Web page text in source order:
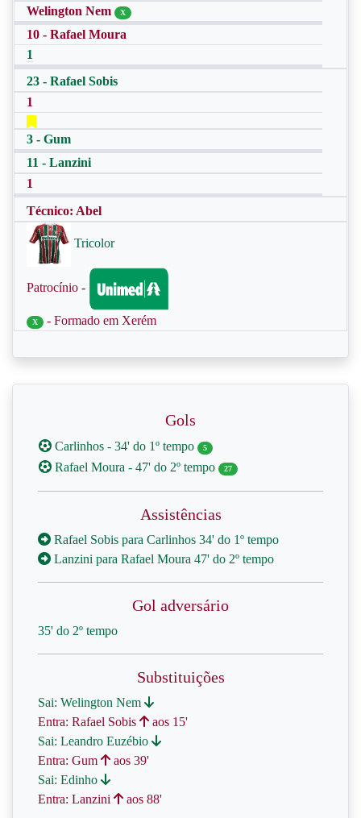
Welington Nem
X
10 - Rafael Moura
1
23 - Rafael Sobis
1
3 - Gum
11 - Lanzini
1
Técnico: Abel
Tricolor
Patrocínio -
X - Formado em Xerém
Gols
Carlinhos - 34' do 1º tempo 5
Rafael Moura - 47' do 2º tempo 27
Assistências
Rafael Sobis para Carlinhos 34' do 1º tempo
Lanzini para Rafael Moura 47' do 2º tempo
Gol adversário
35' do 2º tempo
Substituições
Sai: Welington Nem
Entra: Rafael Sobis
aos 15'
Sai: Leandro Euzébio
Entra: Gum
aos 39'
Sai: Edinho
Entra: Lanzini
aos 88'